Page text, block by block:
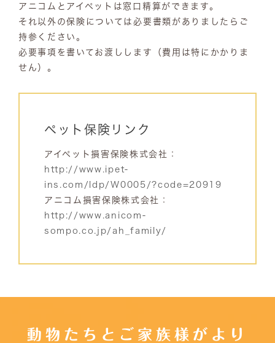
アニコムとアイペットは窓口精算ができます。
それ以外の保険については必要書類がありましたらご
持参ください。
必要事項を書いてお渡しします（費用は特にかかりま
せん）。
ペット保険リンク
アイペット損害保険株式会社：
http://www.ipet-
ins.com/ldp/W0005/?code=20919
アニコム損害保険株式会社：
http://www.anicom-
sompo.co.jp/ah_family/
動物たちとご家族様がより